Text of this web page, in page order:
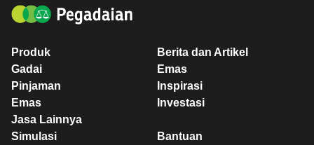
Produk
Gadai
Pinjaman
Emas
Jasa Lainnya
Berita dan Artikel
Emas
Inspirasi
Investasi
Simulasi
Bantuan